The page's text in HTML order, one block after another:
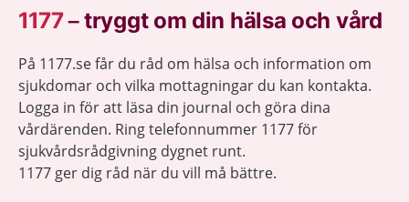
1177–tryggt om din hälsa och vård
På 1177.se får du råd om hälsa och information om
sjukdomar och vilka mottagningar du kan kontakta.
Logga in för att läsa din journal och göra dina
vårdärenden. Ring telefonnummer 1177 för
sjukvårdsrådgivning dygnet runt.
1177 ger dig råd när du vill må bättre.